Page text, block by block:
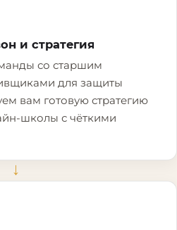
и стратегия
со старшим
для защиты
вам готовую стратегию
школы с чёткими
→